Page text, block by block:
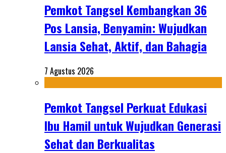
Pemkot Tangsel Kembangkan 36
Pos Lansia, Benyamin: Wujudkan
Lansia Sehat, Aktif, dan Bahagia
7 Agustus 2026
Pemkot Tangsel Perkuat Edukasi
Ibu Hamil untuk Wujudkan Generasi
Sehat dan Berkualitas